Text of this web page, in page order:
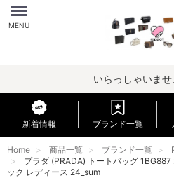
Menu
MENU
いらっしゃいま
新着情報 ブランド一覧
Home 商品一覧 ブランド一覧
プラダ (PRADA) トートバッグ
ック レディース 24_sum